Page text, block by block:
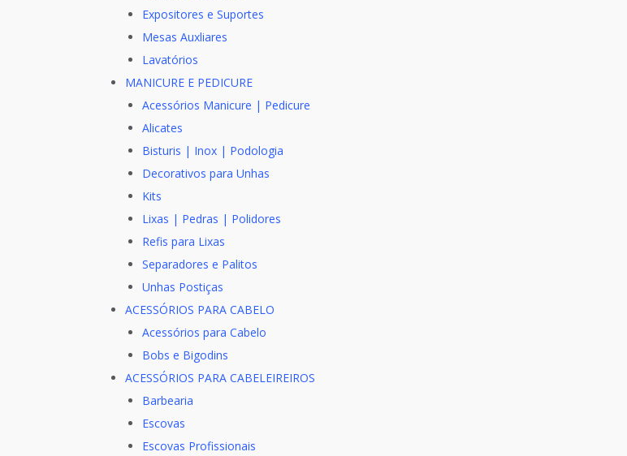
Expositores e Suportes
Mesas Auxliares
Lavatórios
MANICURE E PEDICURE
Acessórios Manicure | Pedicure
Alicates
Bisturis | Inox | Podologia
Decorativos para Unhas
Kits
Lixas | Pedras | Polidores
Refis para Lixas
Separadores e Palitos
Unhas Postiças
ACESSÓRIOS PARA CABELO
Acessórios para Cabelo
Bobs e Bigodins
ACESSÓRIOS PARA CABELEIREIROS
Barbearia
Escovas
Escovas Profissionais